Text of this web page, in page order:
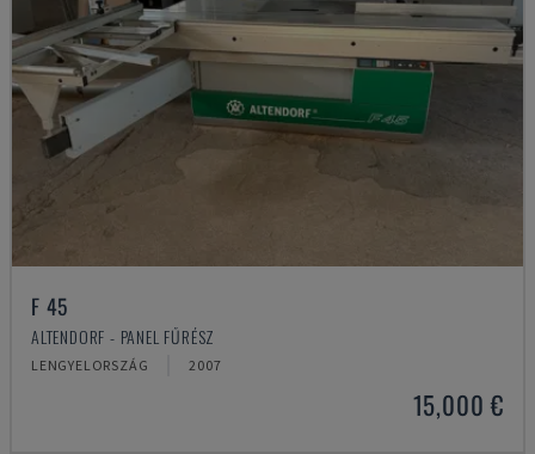
F 45
ALTENDORF - PANEL FŰRÉSZ
LENGYELORSZÁG 2007
15,000 €